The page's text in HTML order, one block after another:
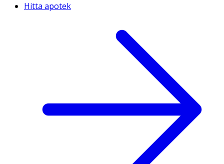
Hitta apotek